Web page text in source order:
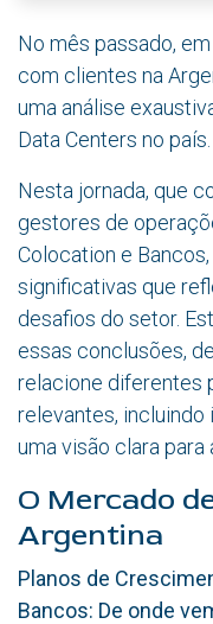
No mês passado,
com clientes na
uma análise
Data Centers no país.
Nesta jornada, que
gestores de
Colocation e
significativas que
desafios do setor.
essas conclusões,
relacione diferentes
relevantes,
uma visão clara para
O Mercado
Argentina
Planos de
Bancos: De onde